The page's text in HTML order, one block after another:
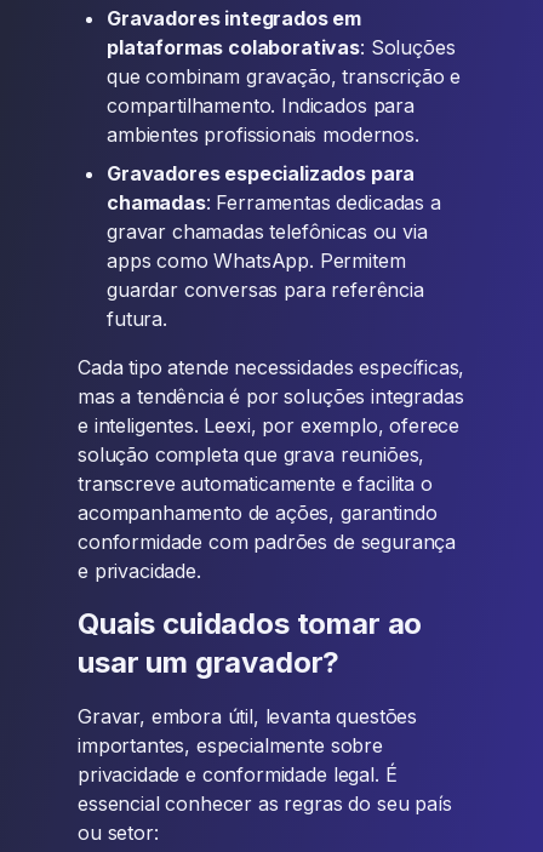
Gravadores integrados em
plataformas colaborativas: Soluções
que combinam gravação, transcrição e
compartilhamento. Indicados para
ambientes profissionais modernos.
Gravadores especializados para
chamadas: Ferramentas dedicadas a
gravar chamadas telefônicas ou via
apps como WhatsApp. Permitem
guardar conversas para referência
futura.
Cada tipo atende necessidades específicas,
mas a tendência é por soluções integradas
e inteligentes. Leexi, por exemplo, oferece
solução completa que grava reuniões,
transcreve automaticamente e facilita o
acompanhamento de ações, garantindo
conformidade com padrões de segurança
e privacidade.
Quais cuidados tomar ao
usar um gravador?
Gravar, embora útil, levanta questões
importantes, especialmente sobre
privacidade e conformidade legal. É
essencial conhecer as regras do seu país
ou setor: